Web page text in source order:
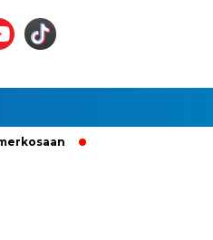
Kemendag Cabut Larangan